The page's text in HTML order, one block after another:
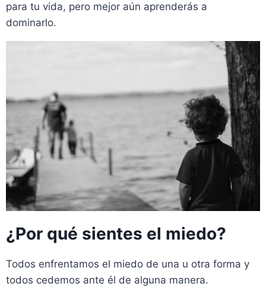
para tu vida, pero mejor aún aprenderás a
dominarlo.
¿Por qué sientes el miedo?
Todos enfrentamos el miedo de una u otra forma y
todos cedemos ante él de alguna manera.